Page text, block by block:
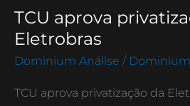
TCU aprova
Eletrobras
Dominium Análise / Dominium
TCU aprova privatização da
TCU
aprova
privatização
Eletrobras